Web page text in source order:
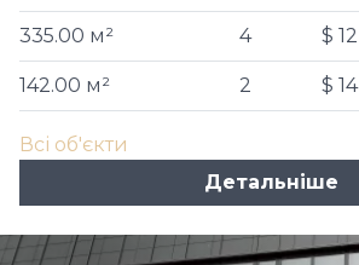
335.00 м² 4 $ 12
142.00 м² 2 $ 14
Всі об'єкти
Детальніше